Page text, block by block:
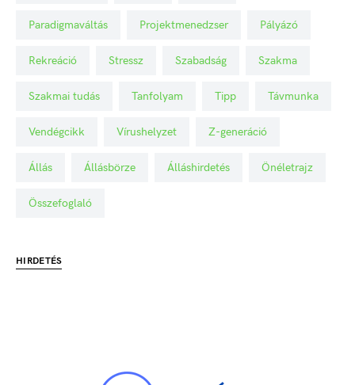
Paradigmaváltás Projektmenedzser Pályázó
Rekreáció Stressz Szabadság Szakma
Szakmai tudás Tanfolyam Tipp Távmunka
Vendégcikk Vírushelyzet Z-generáció
Állás Állásbörze Álláshirdetés Önéletrajz
Összefoglaló
HIRDETÉS